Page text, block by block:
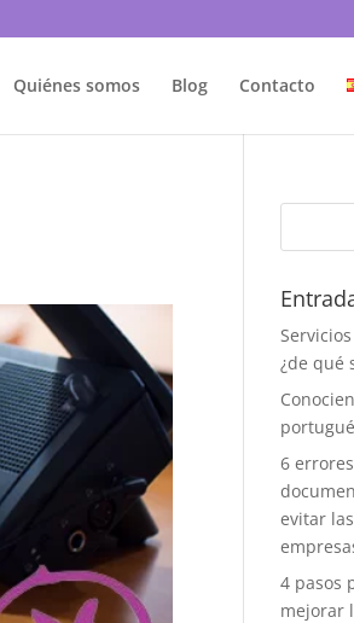
Quiénes somos Blog Contacto
¿de qué
6
evitar
4 pasos
mejorar